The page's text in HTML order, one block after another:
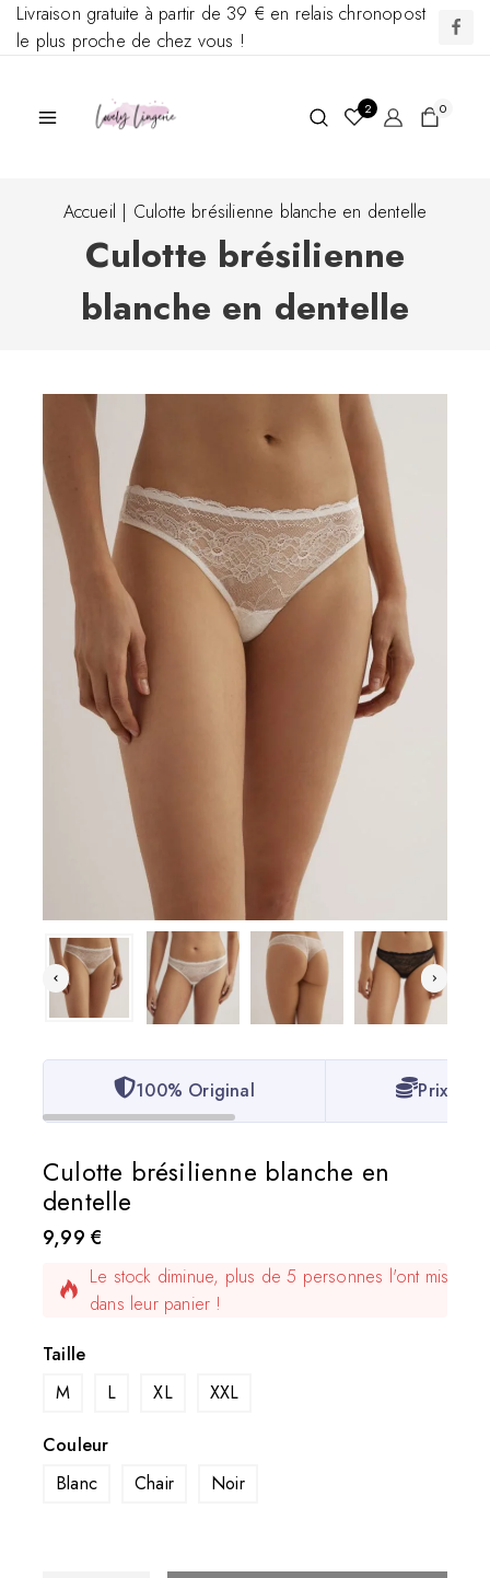
Livraison gratuite à partir de 39 € en relais chronopost
le plus proche de chez vous !
2 0
Accueil | Culotte brésilienne blanche en dentelle
Culotte brésilienne
blanche en dentelle
100% Original Prix le
Culotte brésilienne blanche en
dentelle
9,99 €
5 produits vendus au cours des dernières 6 heures
Le stock diminue, plus de 5 personnes l'ont mis
dans leur panier !
Taille
M
L XL XXL
Couleur
Blanc
Chair Noir